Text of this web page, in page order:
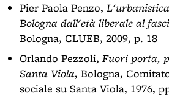
Pier Paola Penzo,
Bologna dall'età liberale al
Bologna, CLUEB, 2009, p. 18
Orlando Pezzoli, Fuori porta,
Santa Viola, Bologna,
sociale su Santa Viola, 1976,